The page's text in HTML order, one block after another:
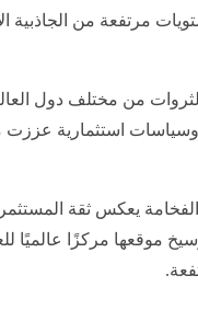
مرتفعة من الجاذبية
من مختلف دول
استثمارية عززت
يعكس ثقة
موقعها مركزًا عالميًا